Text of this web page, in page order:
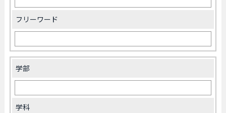
フリーワード
学部
学科